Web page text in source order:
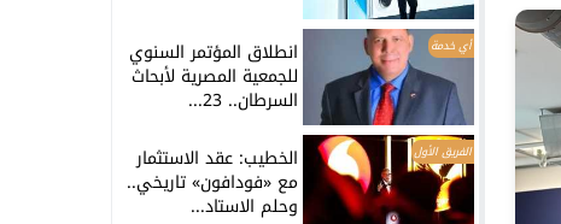
أي خدمة انطلاق المؤتمر السنوي
للجمعية المصرية لأبحاث
السرطان.. 23...
الفريق الأول الخطيب: عقد الاستثمار
مع «فودافون» تاريخي..
وحلم الاستاد...